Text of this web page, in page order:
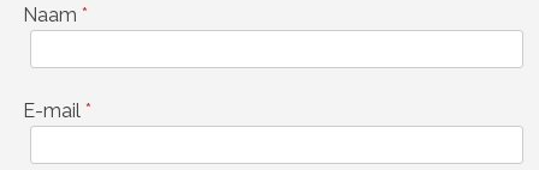
Naam *
E-mail *